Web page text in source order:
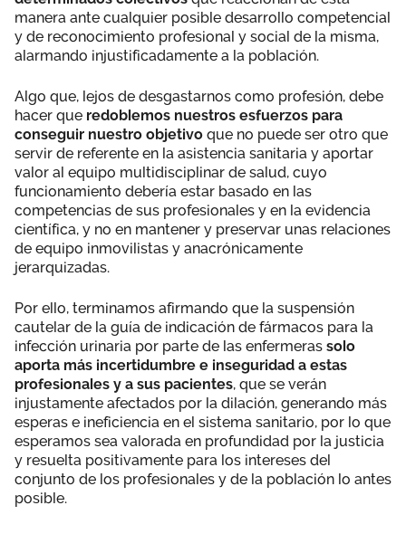
manera ante cualquier posible desarrollo competencial
y de reconocimiento profesional y social de la misma,
alarmando injustificadamente a la población.
Algo que, lejos de desgastarnos como profesión, debe
hacer que redoblemos nuestros esfuerzos para
conseguir nuestro objetivo que no puede ser otro que
servir de referente en la asistencia sanitaria y aportar
valor al equipo multidisciplinar de salud, cuyo
funcionamiento debería estar basado en las
competencias de sus profesionales y en la evidencia
científica, y no en mantener y preservar unas relaciones
de equipo inmovilistas y anacrónicamente
jerarquizadas.
Por ello, terminamos afirmando que la suspensión
cautelar de la guía de indicación de fármacos para la
infección urinaria por parte de las enfermeras solo
aporta más incertidumbre e inseguridad a estas
profesionales y a sus pacientes, que se verán
injustamente afectados por la dilación, generando más
esperas e ineficiencia en el sistema sanitario, por lo que
esperamos sea valorada en profundidad por la justicia
y resuelta positivamente para los intereses del
conjunto de los profesionales y de la población lo antes
posible.